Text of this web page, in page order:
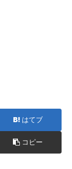
はてブ
コピー